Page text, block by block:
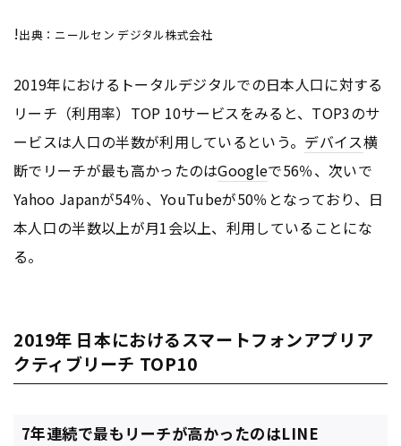
!出典：ニールセン デジタル株式会社
2019年におけるトータルデジタルでの日本人口に対する
リーチ（利用率）TOP 10サービスをみると、TOP3のサ
ービスは人口の半数が利用しているという。 デバイス横
断でリーチが最も高かったのはGoogleで56％、次いで
Yahoo Japanが54％、YouTubeが50％となっており、日
本人口の半数以上が月1会以上、利用していることにな
る。
2019年 日本におけるスマートフォンアプリア
クティブリーチ TOP10
7年連続で最もリーチが高かったのはLINE